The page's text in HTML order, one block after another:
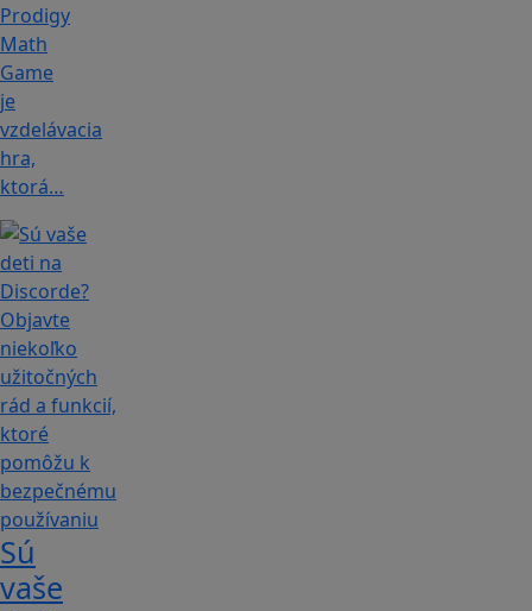
Prodigy
Math
Game
je
vzdelávacia
hra,
ktorá…
Sú
vaše